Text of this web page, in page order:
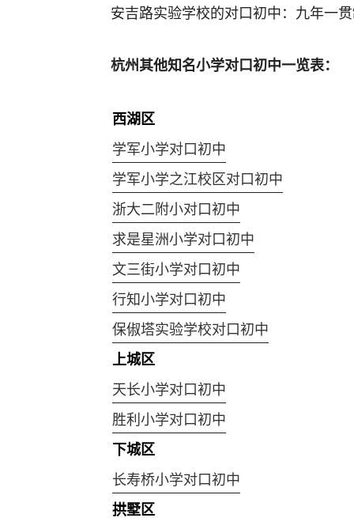
安吉路实验学校的对口初中：九年一
杭州其他知名小学对口初中一览表：
西湖区
学军小学对口初中
学军小学之江校区对口初中
浙大二附小对口初中
求是星洲小学对口初中
文三街小学对口初中
行知小学对口初中
保俶塔实验学校对口初中
上城区
天长小学对口初中
胜利小学对口初中
下城区
长寿桥小学对口初中
拱墅区